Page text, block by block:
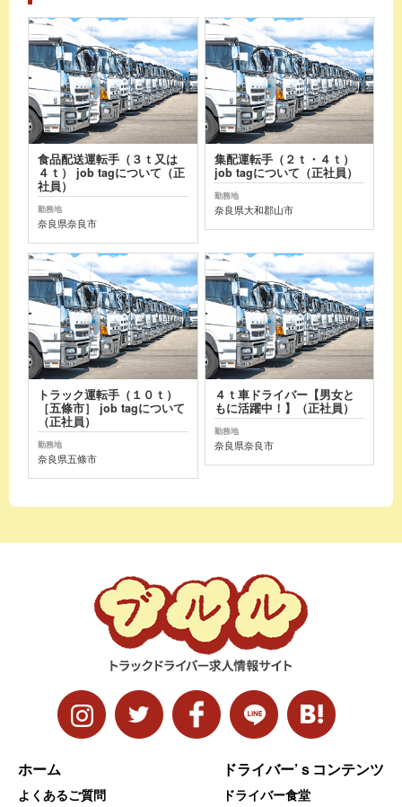
食品配送運転手（３ｔ又は
４ｔ） job tagについて（正
社員）
勤務地
奈良県奈良市
集配運転手（２ｔ・４ｔ）
job tagについて（正社員）
勤務地
奈良県大和郡山市
トラック運転手（１０ｔ）
［五條市］ job tagについて
（正社員）
勤務地
奈良県五條市
４ｔ車ドライバー【男女と
もに活躍中！】（正社員）
勤務地
奈良県奈良市
ホーム
よくあるご質問
ドライバー’ｓコンテンツ
ドライバー食堂